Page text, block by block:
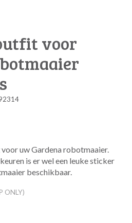
voor
uw Gardena robotmaaier.
is er wel een leuke sticker
beschikbaar.
ONLY)